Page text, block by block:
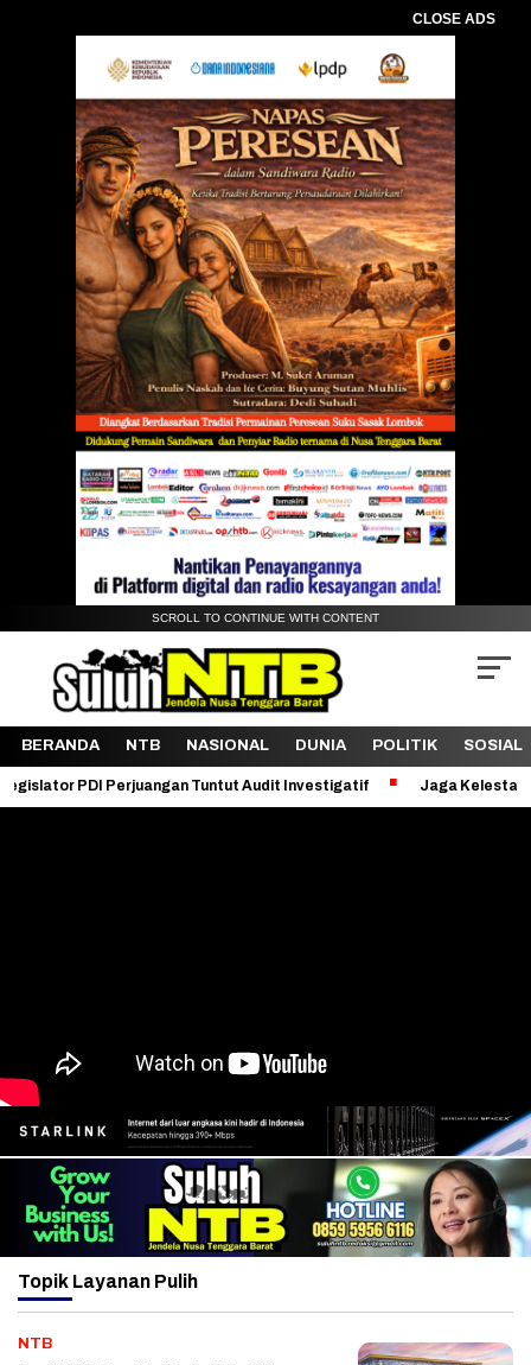
CLOSE ADS
SCROLL TO CONTINUE WITH CONTENT
BERANDA NTB NASIONAL DUNIA POLITIK SOSIAL
Perjuangan Tuntut Audit Investigatif Jaga Kelestarian Bukit
Topik Layanan Pulih
NTB